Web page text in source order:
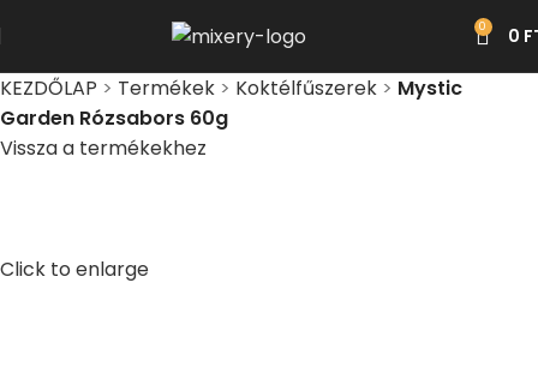
0 0
KEZDŐLAP > Termékek > Koktélfűszerek > Mystic
Garden Rózsabors 60g
Vissza a termékekhez
Click to enlarge